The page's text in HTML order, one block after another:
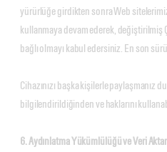
yürürlüğe girdikten sonra Web
kullanmaya devam ederek, değiştirilmiş
bağlı olmayı kabul edersiniz. En son
Cihazınızı başka kişilerle paylaşmanız
bilgilendirildiğinden ve haklarını
6. Aydınlatma Yükümlülüğü ve Veri